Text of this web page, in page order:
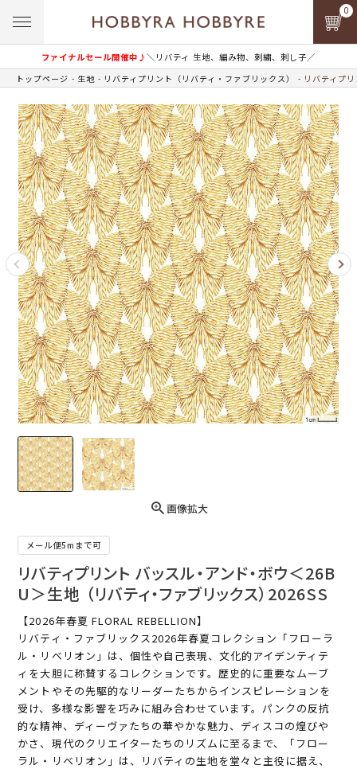
ファイナルセール開催中♪＼リバティ 生地、編み物、刺繍、刺し子／
0
トップページ 生地 リバティプリント（リバティ・ファブリックス） リバティプ
画像拡大
メール便5mまで可
リバティプリント バッスル・アンド・ボウ＜26B
U＞生地 （リバティ・ファブリックス）2026SS
【2026年春夏 FLORAL REBELLION】
リバティ・ファブリックス2026年春夏コレクション「フローラ
ル・リベリオン」は、個性や自己表現、文化的アイデンティテ
ィを大胆に称賛するコレクションです。歴史的に重要なムーブ
メントやその先駆的なリーダーたちからインスピレーションを
受け、多様な影響を巧みに組み合わせています。パンクの反抗
的な精神、ディーヴァたちの華やかな魅力、ディスコの煌びや
かさ、現代のクリエイターたちのリズムに至るまで、「フロー
ラル・リベリオン」は、リバティの生地を堂々と主役に据え、